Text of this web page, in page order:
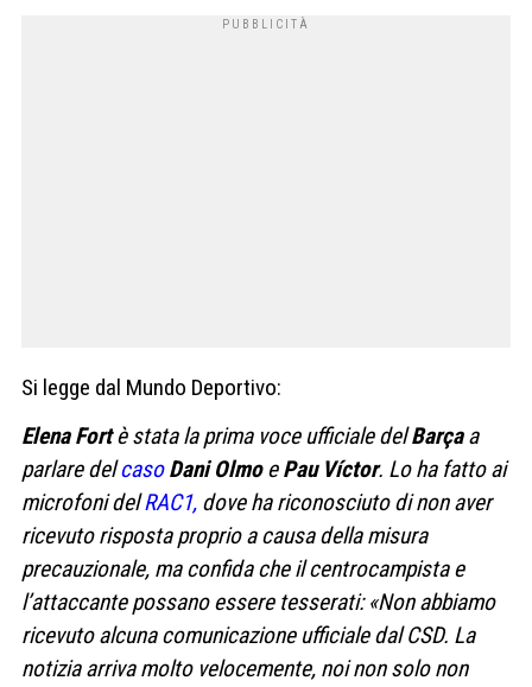
Si legge dal Mundo Deportivo:
Elena Fortè stata la prima voce ufficiale delBarçaa
parlare delcaso Dani OlmoePau Víctor. Lo ha fatto ai
microfoni delRAC1, dove ha riconosciuto di non aver
ricevuto risposta proprio a causa della misura
precauzionale, ma confida che il centrocampista e
l’attaccante possano essere tesserati: «Non abbiamo
ricevuto alcuna comunicazione ufficiale dal CSD. La
notizia arriva molto velocemente, noi non solo non